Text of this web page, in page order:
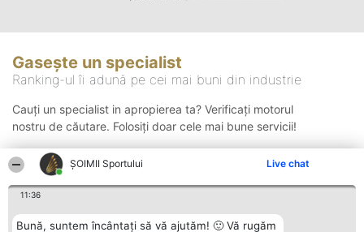
ȘOIMII Sportului Live chat
11:36
Bună, suntem încântați să vă ajutăm! 🙂 Vă rugăm
Gasește un specialist
Ranking-ul îi adună pe cei mai buni din industrie
Cauți un specialist in apropierea ta? Verificați motorul
nostru de căutare. Folosiți doar cele mai bune servicii!